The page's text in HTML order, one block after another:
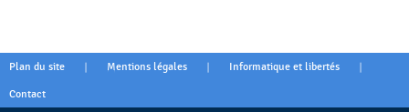
Plan du site | Mentions légales | Informatique et libertés |
Contact